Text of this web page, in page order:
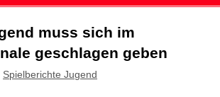
muss sich im
geschlagen geben
Spielberichte Jugend